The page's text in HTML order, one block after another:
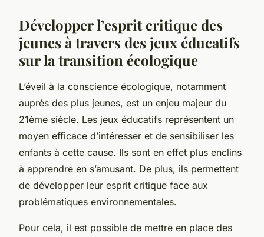
Développer l’esprit critique des
jeunes à travers des jeux éducatifs
sur la transition écologique
L’éveil à la conscience écologique, notamment
auprès des plus jeunes, est un enjeu majeur du
21ème siècle. Les jeux éducatifs représentent un
moyen efficace d’intéresser et de sensibiliser les
enfants à cette cause. Ils sont en effet plus enclins
à apprendre en s’amusant. De plus, ils permettent
de développer leur esprit critique face aux
problématiques environnementales.
Pour cela, il est possible de mettre en place des